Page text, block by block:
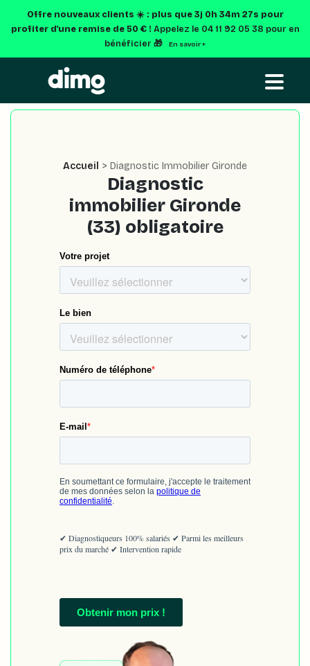
Offre nouveaux clients ☀️ : plus que 3j 0h 34m 26s pour
profiter d'une remise de 50 € ! Appelez le 04 11 92 05 38 pour en
bénéficier 🎁
En savoir +
Accueil > Diagnostic Immobilier Gironde
Diagnostic
immobilier Gironde
(33) obligatoire